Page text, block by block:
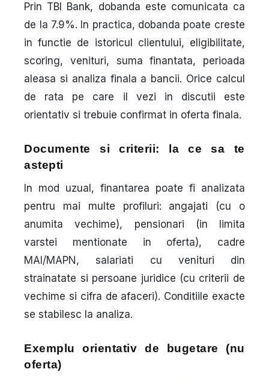
Prin TBI Bank, dobanda este comunicata ca
de la 7.9%. In practica, dobanda poate creste
in functie de istoricul clientului, eligibilitate,
scoring, venituri, suma finantata, perioada
aleasa si analiza finala a bancii. Orice calcul
de rata pe care il vezi in discutii este
orientativ si trebuie confirmat in oferta finala.
Documente si criterii: la ce sa te
astepti
In mod uzual, finantarea poate fi analizata
pentru mai multe profiluri: angajati (cu o
anumita vechime), pensionari (in limita
varstei mentionate in oferta), cadre
MAI/MAPN, salariati cu venituri din
strainatate si persoane juridice (cu criterii de
vechime si cifra de afaceri). Conditiile exacte
se stabilesc la analiza.
Exemplu orientativ de bugetare (nu
oferta)